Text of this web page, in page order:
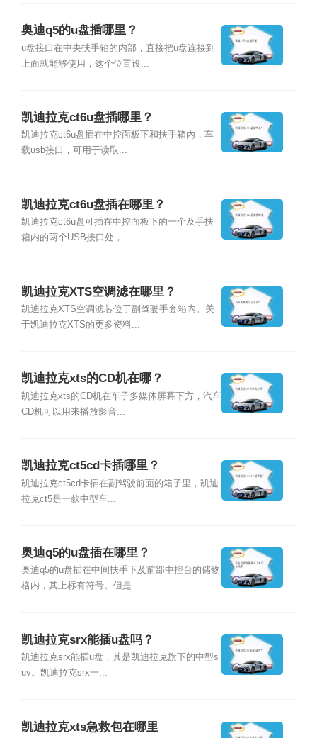
奥迪q5的u盘插哪里？
u盘接口在中央扶手箱的内部，直接把u盘连接到
上面就能够使用，这个位置设...
凯迪拉克ct6u盘插哪里？
凯迪拉克ct6u盘插在中控面板下和扶手箱内，车
载usb接口，可用于读取...
凯迪拉克ct6u盘插在哪里？
凯迪拉克ct6u盘可插在中控面板下的一个及手扶
箱内的两个USB接口处，...
凯迪拉克XTS空调滤在哪里？
凯迪拉克XTS空调滤芯位于副驾驶手套箱内。关
于凯迪拉克XTS的更多资料...
凯迪拉克xts的CD机在哪？
凯迪拉克xts的CD机在车子多媒体屏幕下方，汽车
CD机可以用来播放影音...
凯迪拉克ct5cd卡插哪里？
凯迪拉克ct5cd卡插在副驾驶前面的箱子里，凯迪
拉克ct5是一款中型车...
奥迪q5的u盘插在哪里？
奥迪q5的u盘插在中间扶手下及前部中控台的储物
格内，其上标有符号。但是...
凯迪拉克srx能插u盘吗？
凯迪拉克srx能插u盘，其是凯迪拉克旗下的中型s
uv。凯迪拉克srx一...
凯迪拉克xts急救包在哪里